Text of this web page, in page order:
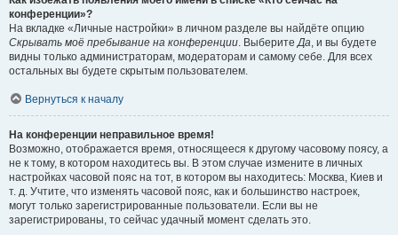
конференции»?
На вкладке «Личные настройки» в личном разделе вы найдёте опцию
Скрывать моё пребывание на конференции. ВыберитеДа, и вы будете
видны только администраторам, модераторам и самому себе. Для всех
остальных вы будете скрытым пользователем.
Вернуться к началу
На конференции неправильное время!
Возможно, отображается время, относящееся к другому часовому поясу, а
не к тому, в котором находитесь вы. В этом случае измените в личных
настройках часовой пояс на тот, в котором вы находитесь: Москва, Киев и
т. д. Учтите, что изменять часовой пояс, как и большинство настроек,
могут только зарегистрированные пользователи. Если вы не
зарегистрированы, то сейчас удачный момент сделать это.